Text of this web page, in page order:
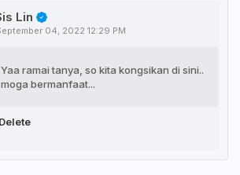
Lin
04, 2022 12:29 PM
Yaa ramai tanya, so kita kongsikan di sini..
moga bermanfaat...
Delete